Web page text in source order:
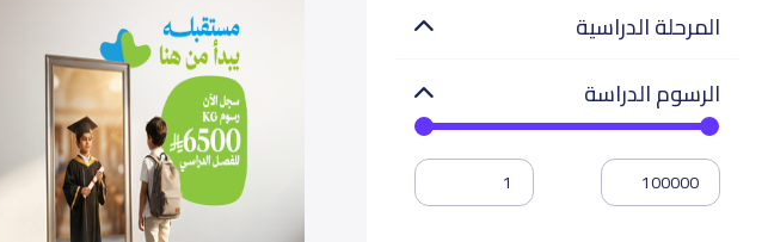
المرحلة الدراسية
الرسوم الدراسة